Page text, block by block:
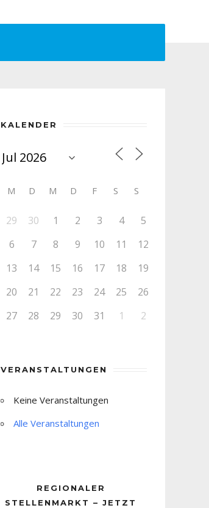
KALENDER
M D M D F S S
29 30 1 2 3 4
5
6
7 8 9 10 11
12
13
14 15 16 17 18
19
20
21 22 23 24 25
26
27
28 29 30 31 1 2
VERANSTALTUNGEN
Keine Veranstaltungen
Alle Veranstaltungen
REGIONALER
STELLENMARKT – JETZT